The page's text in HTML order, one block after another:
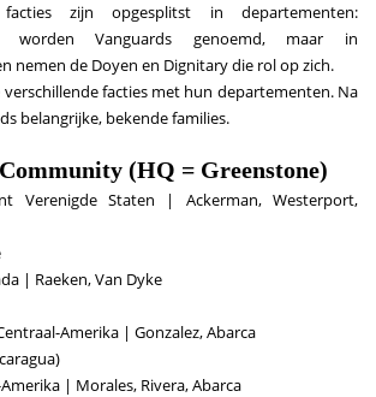
zijn opgesplitst in departementen:
worden Vanguards genoemd, maar in
nemen de Doyen en Dignitary die rol op zich.
verschillende facties met hun departementen. Na
belangrijke, bekende families.
(HQ = Greenstone)
Verenigde Staten | Ackerman, Westerport,
| Raeken, Van Dyke
Amerika | Gonzalez, Abarca
| Morales, Rivera, Abarca